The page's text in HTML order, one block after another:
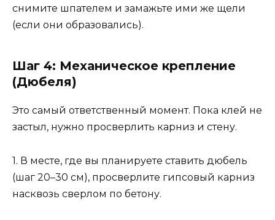
снимите шпателем и замажьте ими же щели
(если они образовались).
Шаг 4: Механическое крепление
(Дюбеля)
Это самый ответственный момент. Пока клей не
застыл, нужно просверлить карниз и стену.
1. В месте, где вы планируете ставить дюбель
(шаг 20–30 см), просверлите гипсовый карниз
насквозь сверлом по бетону.